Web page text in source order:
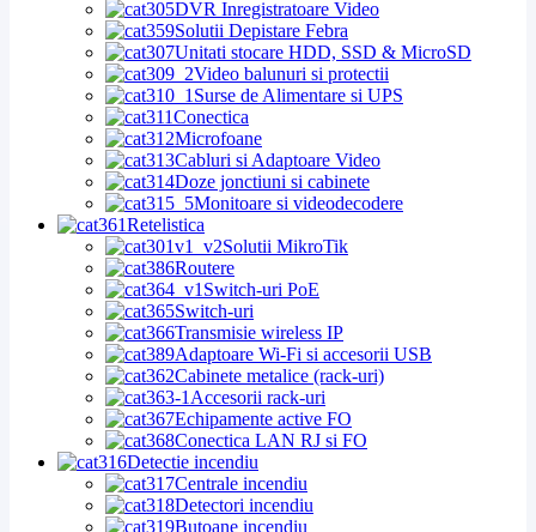
DVR Inregistratoare Video
Solutii Depistare Febra
Unitati stocare HDD, SSD & MicroSD
Video balunuri si protectii
Surse de Alimentare si UPS
Conectica
Microfoane
Cabluri si Adaptoare Video
Doze jonctiuni si cabinete
Monitoare si videodecodere
Retelistica
Solutii MikroTik
Routere
Switch-uri PoE
Switch-uri
Transmisie wireless IP
Adaptoare Wi-Fi si accesorii USB
Cabinete metalice (rack-uri)
Accesorii rack-uri
Echipamente active FO
Conectica LAN RJ si FO
Detectie incendiu
Centrale incendiu
Detectori incendiu
Butoane incendiu